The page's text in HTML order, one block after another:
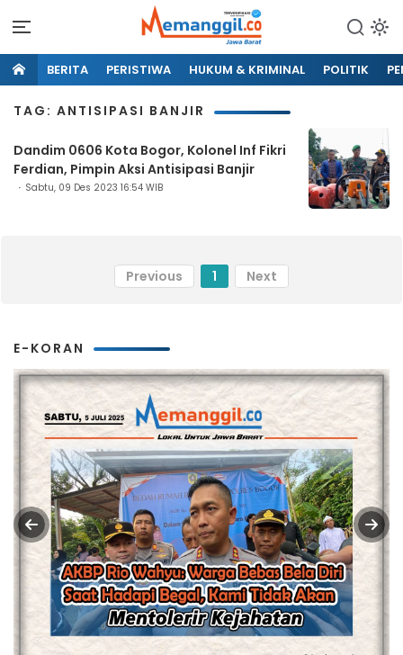
BERITA PERISTIWA HUKUM & KRIMINAL POLITIK
TAG: ANTISIPASI BANJIR
Dandim 0606 Kota Bogor, Kolonel Inf Fikri
Ferdian, Pimpin Aksi Antisipasi Banjir
Sabtu, 09 Des 2023 16:54 WIB
Previous 1 Next
E-KORAN